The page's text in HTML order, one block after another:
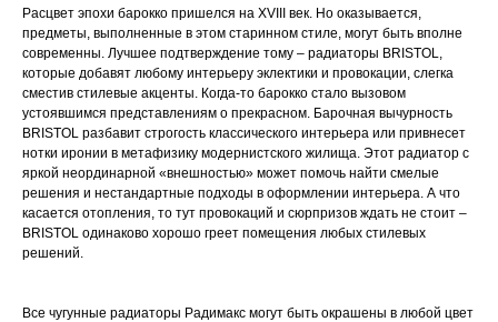
Расцвет эпохи барокко пришелся на XVIII век. Но оказывается,
предметы, выполненные в этом старинном стиле, могут быть вполне
современны. Лучшее подтверждение тому – радиаторы BRISTOL,
которые добавят любому интерьеру эклектики и провокации, слегка
сместив стилевые акценты. Когда-то барокко стало вызовом
устоявшимся представлениям о прекрасном. Барочная вычурность
BRISTOL разбавит строгость классического интерьера или привнесет
нотки иронии в метафизику модернистского жилища. Этот радиатор с
яркой неординарной «внешностью» может помочь найти смелые
решения и нестандартные подходы в оформлении интерьера. А что
касается отопления, то тут провокаций и сюрпризов ждать не стоит –
BRISTOL одинаково хорошо греет помещения любых стилевых
решений.
Все чугунные радиаторы Радимакс могут быть окрашены в любой цвет